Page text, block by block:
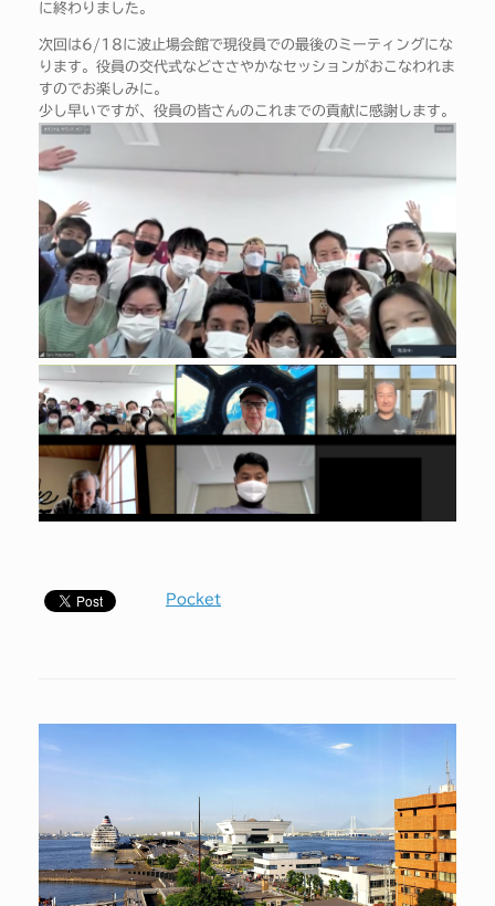
に終わりました。
次回は6/18に波止場会館で現役員での最後のミーティングにな
ります。役員の交代式などささやかなセッションがおこなわれま
すのでお楽しみに。
少し早いですが、役員の皆さんのこれまでの貢献に感謝します。
Pocket